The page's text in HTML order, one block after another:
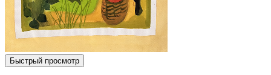
Быстрый просмотр